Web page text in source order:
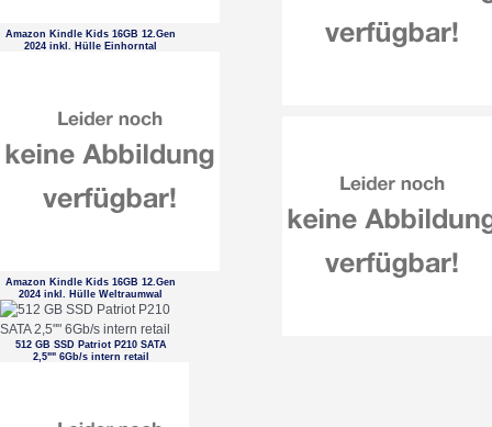
Amazon Kindle Kids 16GB 12.Gen
2024 inkl. Hülle Einhorntal
Amazon Kindle Kids 16GB 12.Gen
2024 inkl. Hülle Weltraumwal
512 GB SSD Patriot P210 SATA
2,5"" 6Gb/s intern retail